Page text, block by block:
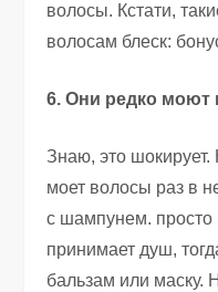
волосы. Кстати,
волосам блеск:
6. Они редко моют
Знаю, это
моет волосы раз в
с шампунем.
принимает душ,
бальзам или маску.